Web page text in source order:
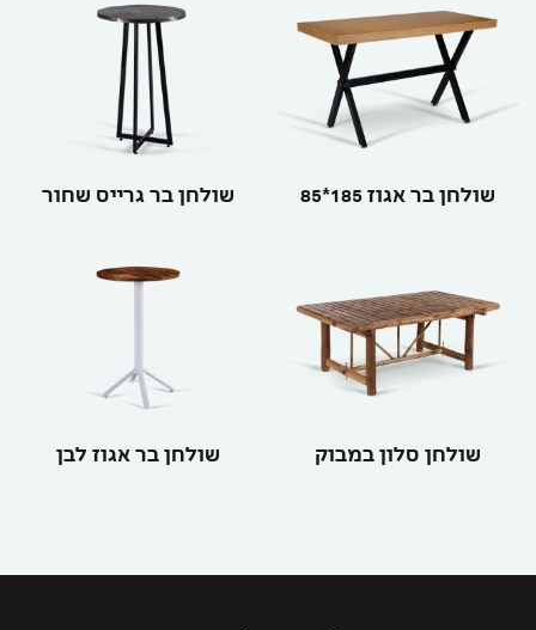
שולחן בר אגוז 185*85 שולחן בר גרייס שחור
שולחן סלון במבוק שולחן בר אגוז לבן